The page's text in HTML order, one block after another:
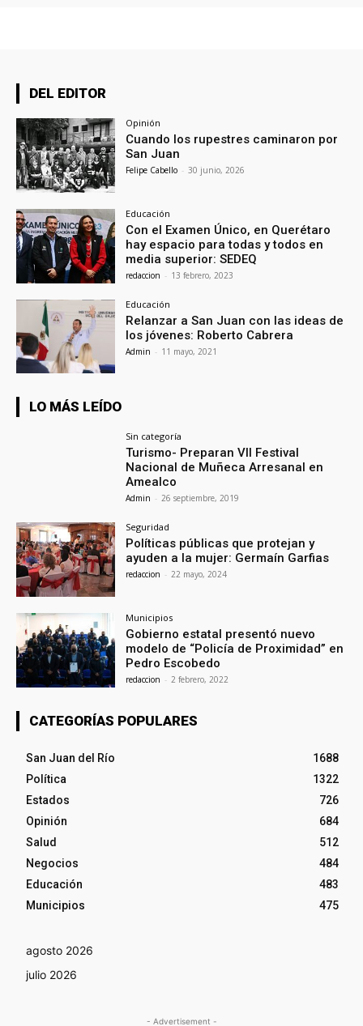
DEL EDITOR
Opinión
Cuando los rupestres caminaron por
San Juan
Felipe Cabello - 30 junio, 2026
Educación
Con el Examen Único, en Querétaro
hay espacio para todas y todos en
media superior: SEDEQ
redaccion - 13 febrero, 2023
Educación
Relanzar a San Juan con las ideas de
los jóvenes: Roberto Cabrera
Admin - 11 mayo, 2021
LO MÁS LEÍDO
Sin categoría
Turismo- Preparan VII Festival
Nacional de Muñeca Arresanal en
Amealco
Admin - 26 septiembre, 2019
Seguridad
Políticas públicas que protejan y
ayuden a la mujer: Germaín Garfias
redaccion - 22 mayo, 2024
Municipios
Gobierno estatal presentó nuevo
modelo de “Policía de Proximidad” en
Pedro Escobedo
redaccion - 2 febrero, 2022
CATEGORÍAS POPULARES
San Juan del Río
1688
Política
1322
Estados
726
Opinión
684
Salud
512
Negocios
484
Educación
483
Municipios
475
agosto 2026
julio 2026
- Advertisement -